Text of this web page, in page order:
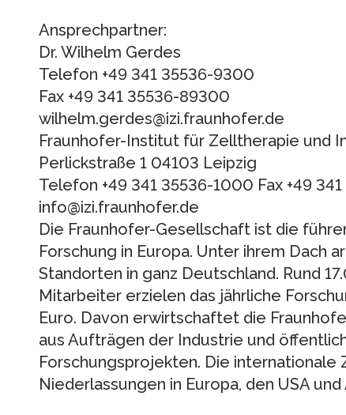
Ansprechpartner:
Dr. Wilhelm Gerdes
Telefon +49 341 35536-9300
Fax +49 341 35536-89300
wilhelm.gerdes@izi.fraunhofer.de
Fraunhofer-Institut für Zelltherapie und
Perlickstraße 1 04103 Leipzig
Telefon +49 341 35536-1000 Fax +49
info@izi.fraunhofer.de
Die Fraunhofer-Gesellschaft ist die
Forschung in Europa. Unter ihrem Dach
Standorten in ganz Deutschland. Rund
Mitarbeiter erzielen das jährliche
Euro. Davon erwirtschaftet die
aus Aufträgen der Industrie und
Forschungsprojekten. Die internationale
Niederlassungen in Europa, den USA